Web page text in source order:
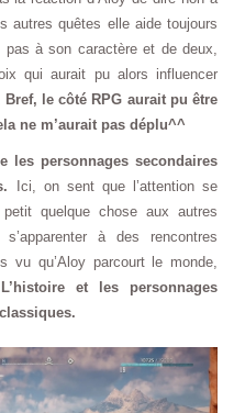
autres quêtes elle aide toujours
à son caractère et de deux,
qui aurait pu alors influencer
Bref, le côté RPG aurait pu être
ne m’aurait pas déplu^^
les personnages secondaires
Ici, on sent que l’attention se
quelque chose aux autres
à des rencontres
vu qu’Aloy parcourt le monde,
L’histoire et les personnages